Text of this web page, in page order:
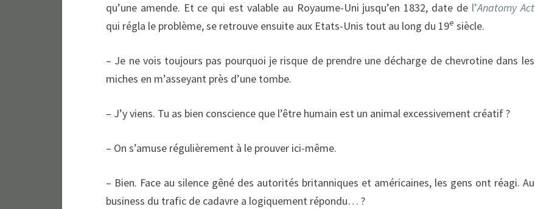
qu’une amende. Et ce qui est valable au Royaume-Uni jusqu’en 1832, date de l’Anatomy Act
qui régla le problème, se retrouve ensuite aux Etats-Unis tout au long du 19e siècle.
– Je ne vois toujours pas pourquoi je risque de prendre une décharge de chevrotine dans les
miches en m’asseyant près d’une tombe.
– J’y viens. Tu as bien conscience que l’être humain est un animal excessivement créatif ?
– On s’amuse régulièrement à le prouver ici-même.
– Bien. Face au silence gêné des autorités britanniques et américaines, les gens ont réagi. Au
business du trafic de cadavre a logiquement répondu… ?